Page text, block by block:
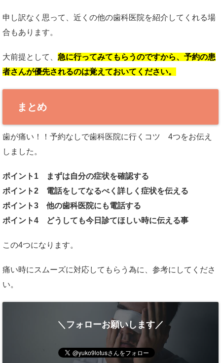
申し訳なく思って、近くの他の歯科医院を紹介してくれる場
合もあります。
大前提として、 急に行ってみてもらうのですから、予約の患
者さんが優先されるのは覚えておいてください。
まとめ
歯が痛い！！予約なしで歯科医院に行くコツ 4つをお伝え
しました。
ポイント1 まずは自分の症状を確認する
ポイント2 電話をしてなるべく詳しく症状を伝える
ポイント3 他の歯科医院にも電話する
ポイント4 どうしても今日診てほしい時に伝える事
この4つになります。
痛い時にスムーズに対応してもらう為に、参考にしてくださ
い。
＼フォローお願いします／